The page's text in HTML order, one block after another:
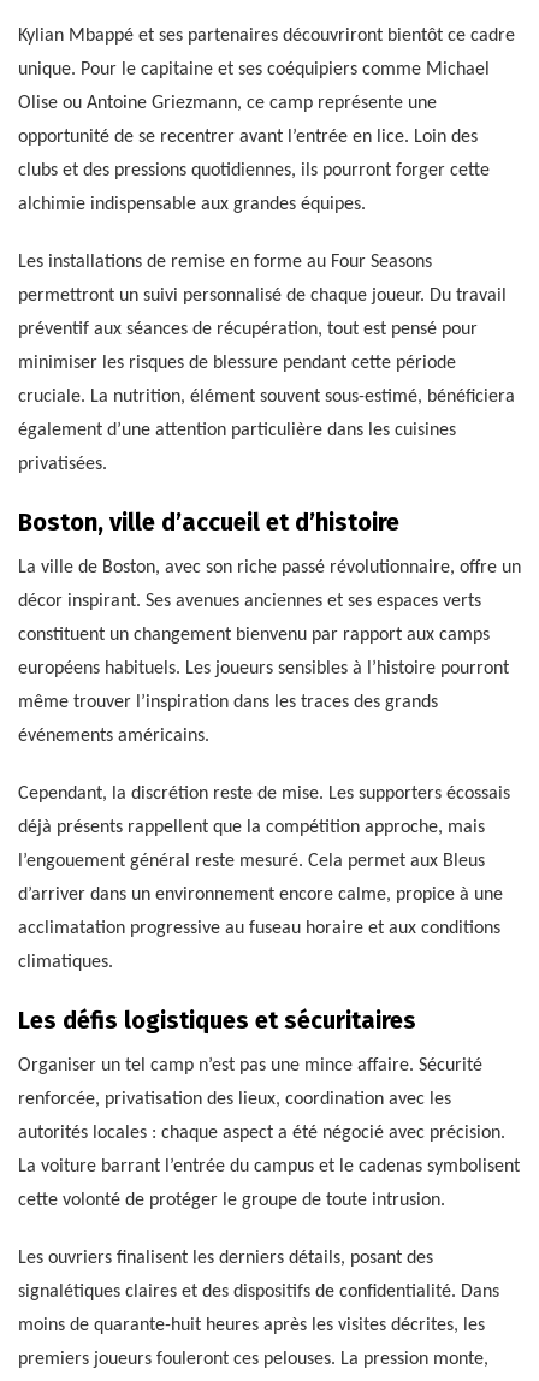
Kylian Mbappé et ses partenaires découvriront bientôt ce cadre
unique. Pour le capitaine et ses coéquipiers comme Michael
Olise ou Antoine Griezmann, ce camp représente une
opportunité de se recentrer avant l’entrée en lice. Loin des
clubs et des pressions quotidiennes, ils pourront forger cette
alchimie indispensable aux grandes équipes.
Les installations de remise en forme au Four Seasons
permettront un suivi personnalisé de chaque joueur. Du travail
préventif aux séances de récupération, tout est pensé pour
minimiser les risques de blessure pendant cette période
cruciale. La nutrition, élément souvent sous-estimé, bénéficiera
également d’une attention particulière dans les cuisines
privatisées.
Boston, ville d’accueil et d’histoire
La ville de Boston, avec son riche passé révolutionnaire, offre un
décor inspirant. Ses avenues anciennes et ses espaces verts
constituent un changement bienvenu par rapport aux camps
européens habituels. Les joueurs sensibles à l’histoire pourront
même trouver l’inspiration dans les traces des grands
événements américains.
Cependant, la discrétion reste de mise. Les supporters écossais
déjà présents rappellent que la compétition approche, mais
l’engouement général reste mesuré. Cela permet aux Bleus
d’arriver dans un environnement encore calme, propice à une
acclimatation progressive au fuseau horaire et aux conditions
climatiques.
Les défis logistiques et sécuritaires
Organiser un tel camp n’est pas une mince affaire. Sécurité
renforcée, privatisation des lieux, coordination avec les
autorités locales : chaque aspect a été négocié avec précision.
La voiture barrant l’entrée du campus et le cadenas symbolisent
cette volonté de protéger le groupe de toute intrusion.
Les ouvriers finalisent les derniers détails, posant des
signalétiques claires et des dispositifs de confidentialité. Dans
moins de quarante-huit heures après les visites décrites, les
premiers joueurs fouleront ces pelouses. La pression monte,